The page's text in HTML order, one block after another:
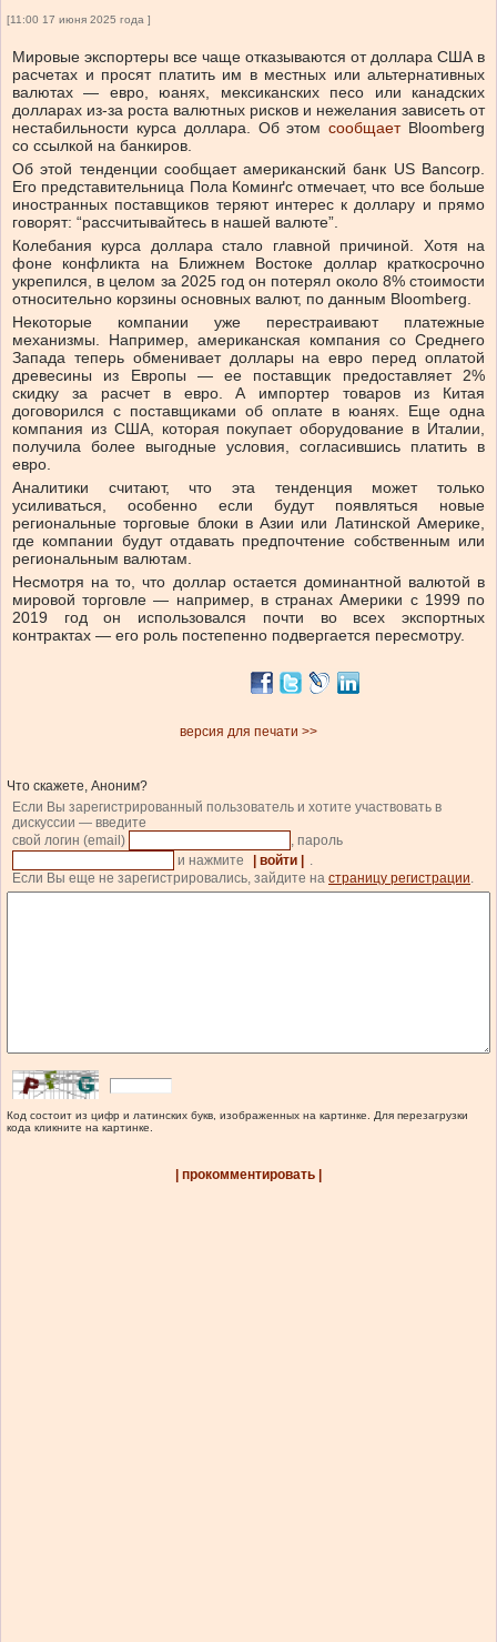
[11:00 17 июня 2025 года ]
Мировые экспортеры все чаще отказываются от доллара США в
расчетах и просят платить им в местных или альтернативных
валютах — евро, юанях, мексиканских песо или канадских
долларах из-за роста валютных рисков и нежелания зависеть от
нестабильности курса доллара. Об этомсообщаетBloomberg
со ссылкой на банкиров.
Об этой тенденции сообщает американский банк US Bancorp.
Его представительница Пола Коминґс отмечает, что все больше
иностранных поставщиков теряют интерес к доллару и прямо
говорят: “рассчитывайтесь в нашей валюте”.
Колебания курса доллара стало главной причиной. Хотя на
фоне конфликта на Ближнем Востоке доллар краткосрочно
укрепился, в целом за 2025 год он потерял около 8% стоимости
относительно корзины основных валют, по данным Bloomberg.
Некоторые компании уже перестраивают платежные
механизмы. Например, американская компания со Среднего
Запада теперь обменивает доллары на евро перед оплатой
древесины из Европы — ее поставщик предоставляет 2%
скидку за расчет в евро. А импортер товаров из Китая
договорился с поставщиками об оплате в юанях. Еще одна
компания из США, которая покупает оборудование в Италии,
получила более выгодные условия, согласившись платить в
евро.
Аналитики считают, что эта тенденция может только
усиливаться, особенно если будут появляться новые
региональные торговые блоки в Азии или Латинской Америке,
где компании будут отдавать предпочтение собственным или
региональным валютам.
Несмотря на то, что доллар остается доминантной валютой в
мировой торговле — например, в странах Америки с 1999 по
2019 год он использовался почти во всех экспортных
контрактах — его роль постепенно подвергается пересмотру.
версия для печати >>
Что скажете, Аноним?
Если Вы зарегистрированный пользователь и хотите участвовать в
дискуссии — введите
свой логин (email)
, пароль
и нажмите
| войти |
.
Если Вы еще не зарегистрировались, зайдите на страницу регистрации.
Код состоит из цифр и латинских букв, изображенных на картинке. Для перезагрузки
кода кликните на картинке.
| прокомментировать |